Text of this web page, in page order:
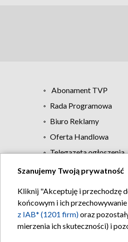
Abonament TVP
Rada Programowa
Biuro Reklamy
Oferta Handlowa
Telegazeta ogłoszenia
Szanujemy Twoją prywatność
Kliknij "Akceptuję i przechodzę
końcowym i ich
z IAB* (1201 firm)oraz
mierzenia ich skuteczności) i